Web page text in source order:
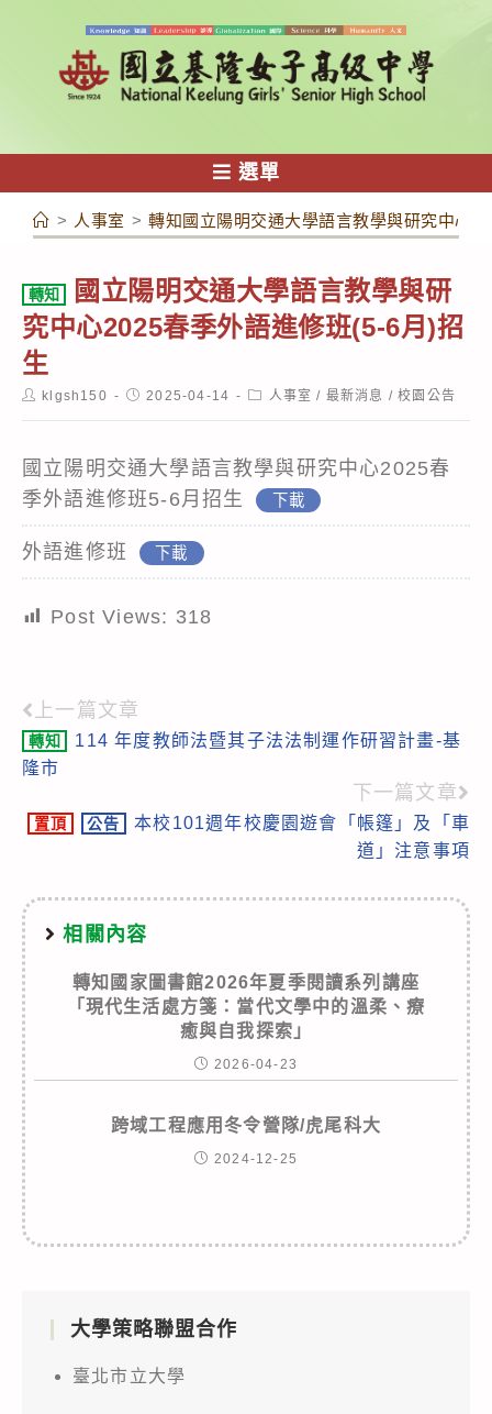
容
選單
> 人事室 > 轉知國立陽明交通大學語言教學與研究中心
轉知
國立陽明交通大學語言教學與研
究中心2025春季外語進修班(5-6月)招
生
Postklgsh150
Post2025-04-14
Post人事室 / 最新消息 / 校園公告
國立陽明交通大學語言教學與研究中心2025春
季外語進修班5-6月招生
下載
外語進修班 下載
Post Views: 318
Read
more
上一篇文章
轉知
114 年度教師法暨其子法法制運作研習計畫-基
隆市
下一篇文章
置頂 公告
本校101週年校慶園遊會「帳篷」及「車
道」注意事項
相關內容
轉知國家圖書館2026年夏季閱讀系列講座
「現代生活處方箋：當代文學中的溫柔、療
癒與自我探索」
2026-04-23
跨域工程應用冬令營隊/虎尾科大
2024-12-25
大學策略聯盟合作
臺北市立大學